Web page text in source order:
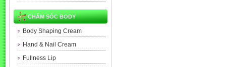
CHĂM SÓC BODY
Body Shaping Cream
Hand & Nail Cream
Fullness Lip